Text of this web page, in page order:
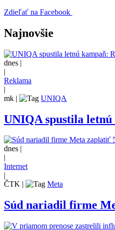
Zdieľať na Facebook
Najnovšie
dnes |
|
Reklama
|
mk | UNIQA
UNIQA spustila letnú
dnes |
|
Internet
|
ČTK | Meta
Súd nariadil firme